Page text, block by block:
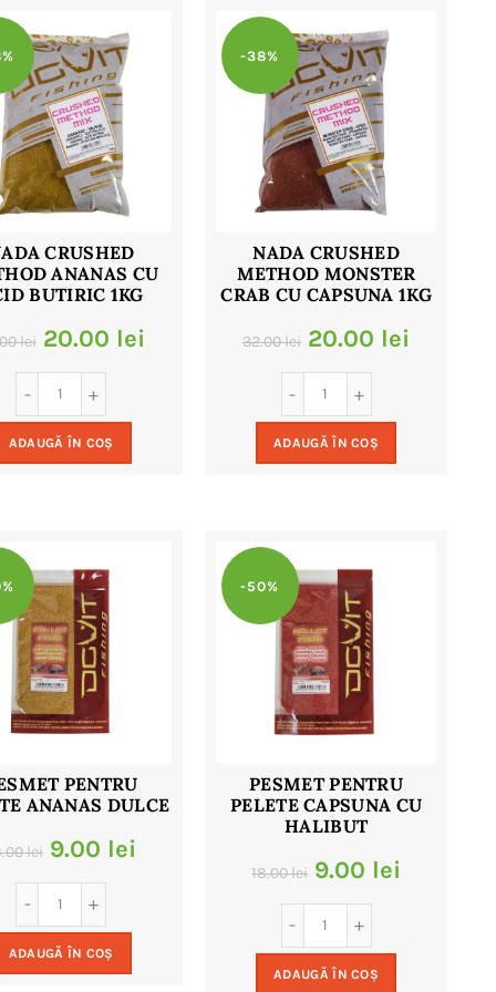
CRUSHED
ANANAS CU
BUTIRIC 1KG
lei Prețul
inițial
a
fost:
20.00 lei
ADAUGĂ ÎN COȘ
-38%
NADA CRUSHED
METHOD MONSTER
CRAB CU CAPSUNA 1KG
32.00lei Prețul
inițial
a
fost:
20.00 lei
ADAUGĂ ÎN COȘ
PENTRU
ANANAS DULCE
lei Prețul
inițial
a
fost:
9.00 lei
ADAUGĂ ÎN COȘ
-50%
PESMET PENTRU
PELETE CAPSUNA CU
HALIBUT
18.00lei Prețul
inițial
a
fost:
9.00 lei
ADAUGĂ ÎN COȘ